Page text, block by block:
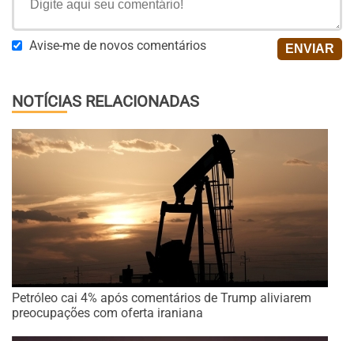
Avise-me de novos comentários
NOTÍCIAS RELACIONADAS
Petróleo cai 4% após comentários de Trump aliviarem
preocupações com oferta iraniana